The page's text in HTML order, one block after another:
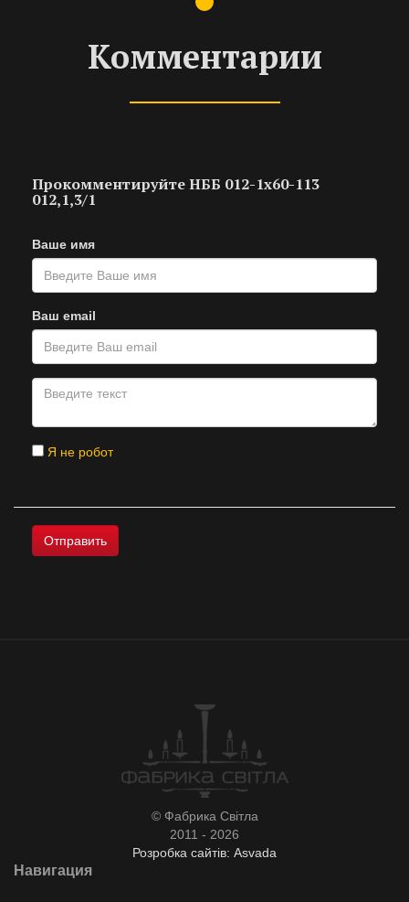
Комментарии
Прокомментируйте НББ 012-1х60-113
012,1,3/1
Ваше имя
Ваш email
Я не робот
© Фабрика Світла
2011 - 2026
Розробка сайтів: Asvada
Навигация